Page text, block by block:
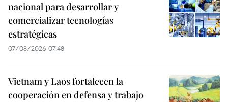
nacional para desarrollar y
comercializar tecnologías
estratégicas
07/08/2026 07:48
Vietnam y Laos fortalecen la
cooperación en defensa y trabajo